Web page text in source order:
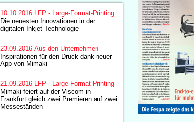
10.10.2016
LFP - Large-Format-Printing
Die neuesten Innovationen in der
digitalen Inkjet-Technologie
23.09.2016 Aus den Unternehmen
Inspirationen für den Druck dank neuer
App von Mimaki
21.09.2016
LFP - Large-Format-Printing
Mimaki feiert auf der Viscom in
Frankfurt gleich zwei Premieren auf zwei
Messeständen